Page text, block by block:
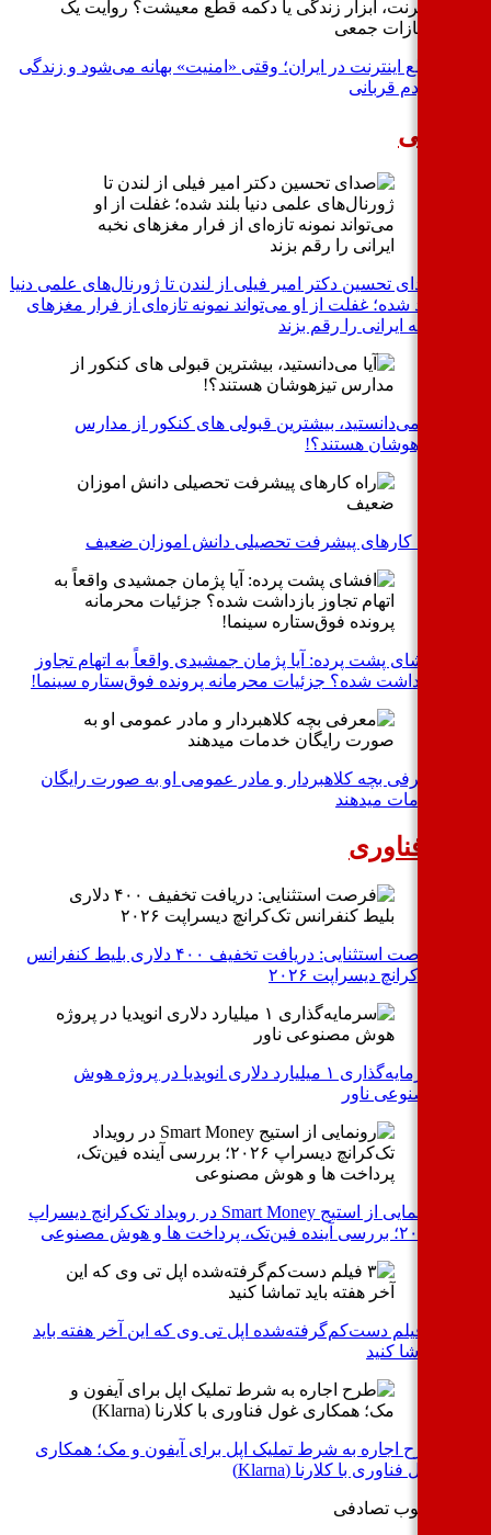
اینترنت، ابزار زندگی یا دکمه قطع معیشت؟ روایت یک
مجازات جمعی
قطع اینترنت در ایران؛ وقتی «امنیت» بهانه می‌شود و زندگی
مردم قربانی
صدای تحسین دکتر امیر فیلی از لندن تا ژورنال‌های علمی دنیا
بلند شده؛ غفلت از او می‌تواند نمونه تازه‌ای از فرار مغزهای
نخبه ایرانی را رقم بزند
آیا می‌دانستید، بیشترین قبولی های کنکور از مدارس
تیزهوشان هستند؟!
راه کارهای پیشرفت تحصیلی دانش اموزان ضعیف
افشای پشت پرده: آیا پژمان جمشیدی واقعاً به اتهام تجاوز
بازداشت شده؟ جزئیات محرمانه پرونده فوق‌ستاره سینما!
معرفی بچه کلاهبردار و مادر عمومی او به صورت رایگان
خدمات میدهند
فناوری
فرصت استثنایی: دریافت تخفیف ۴۰۰ دلاری بلیط کنفرانس
تک‌کرانچ دیسراپت ۲۰۲۶
سرمایه‌گذاری ۱ میلیارد دلاری انویدیا در پروژه هوش
مصنوعی ناور
رونمایی از استیج Smart Money در رویداد تک‌کرانچ دیسراپ
۳ فیلم دست‌کم‌گرفته‌شده اپل تی وی که این آخر هفته باید
تماشا کنید
طرح اجاره به شرط تملیک اپل برای آیفون و مک؛ همکاری
غول فناوری با کلارنا (Klarna)
تصادفی